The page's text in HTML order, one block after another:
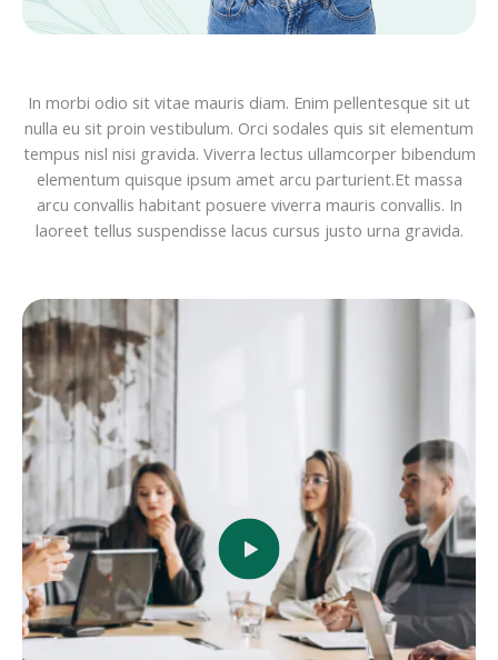
In morbi odio sit vitae mauris diam. Enim pellentesque sit ut
nulla eu sit proin vestibulum. Orci sodales quis sit elementum
tempus nisl nisi gravida. Viverra lectus ullamcorper bibendum
elementum quisque ipsum amet arcu parturient.Et massa
arcu convallis habitant posuere viverra mauris convallis. In
laoreet tellus suspendisse lacus cursus justo urna gravida.